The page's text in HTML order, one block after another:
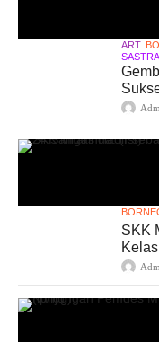
ART
SASTRA
SKK